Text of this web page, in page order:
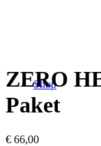
Shop
ZERO
Paket
€ 66,00